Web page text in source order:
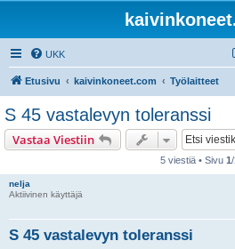
UKK
Etusivu kaivinkoneet.com Työlaitteet
S 45 vastalevyn toleranssi
Vastaa Viestiin
5 viestiä • Sivu 1/
nelja
Aktiivinen käyttäjä
S 45 vastalevyn toleranssi